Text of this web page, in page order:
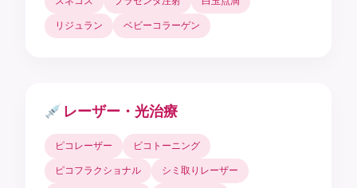
リジュラン ベビーコラーゲン
レーザー・光治療
ピコレーザー ピコトーニング
ピコフラクショナル シミ取りレーザー